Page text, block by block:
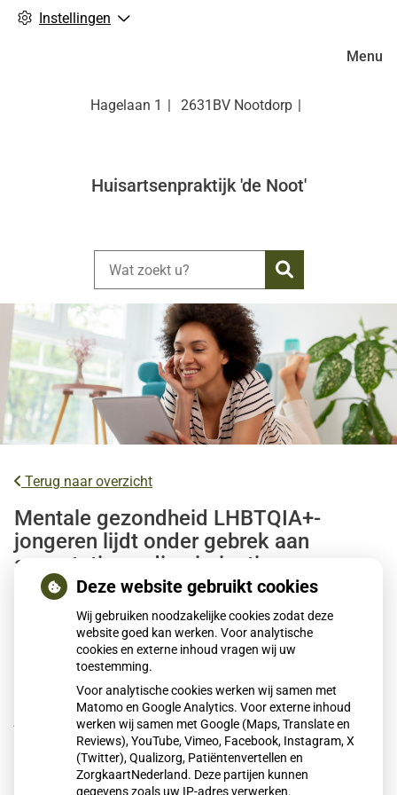
Instellingen
Hagelaan 1 2631BV Nootdorp
Huisartsenpraktijk 'de Noot'
Zoeken
Menu
Terug naar overzicht
Mentale gezondheid LHBTQIA+-
jongeren lijdt onder gebrek aan
acceptatie en discriminatie
LHBTQIA+-jongeren ervaren vaker mentale
gezondheidsproblemen dan leeftijdsgenoten. Gebrek aan
acceptatie, discriminatie en agressie spelen hierbij een
grote rol. Jongeren die zichzelf kunnen zijn, voelen zich
mentaal beter. Volgens het RIVM beschikken LHBTQIA+-
jongvolwassenen minder vaak over beschermende
factoren zoals weerbaarheid, wat hun mentale gezondheid
verder onder druk zet.
Deze website gebruikt cookies
Wij gebruiken noodzakelijke cookies zodat deze
website goed kan werken. Voor analytische
cookies en externe inhoud vragen wij uw
toestemming.
Voor analytische cookies werken wij samen met
Matomo en Google Analytics. Voor externe inhoud
werken wij samen met Google (Maps, Translate en
Reviews), YouTube, Vimeo, Facebook, Instagram, X
(Twitter), Qualizorg, Patiëntenvertellen en
ZorgkaartNederland. Deze partijen kunnen
gegevens zoals uw IP-adres verwerken.